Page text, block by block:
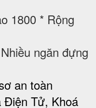
1800 * Rộng
Nhiều ngăn đựng
an toàn
Điện Tử, Khoá